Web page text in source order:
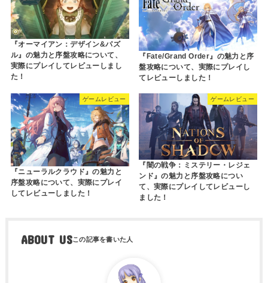
『オーマイアン：デザイン&パズ
ル』の魅力と序盤攻略について、
実際にプレイしてレビューしまし
た！
『Fate/Grand Order』の魅力と序
盤攻略について、実際にプレイし
てレビューしました！
ゲームレビュー
『ニューラルクラウド』の魅力と
序盤攻略について、実際にプレイ
してレビューしました！
ゲームレビュー
『闇の戦争：ミステリー・レジェ
ンド』の魅力と序盤攻略につい
て、実際にプレイしてレビューし
ました！
ABOUT US